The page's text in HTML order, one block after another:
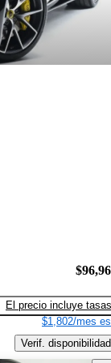
El precio incluye tasas
$1,802/mes
Verif. disponibilidad